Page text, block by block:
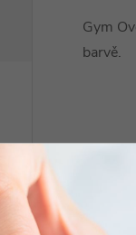
Gym
barvě.